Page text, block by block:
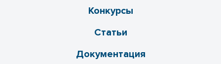
Конкурсы
Статьи
Документация